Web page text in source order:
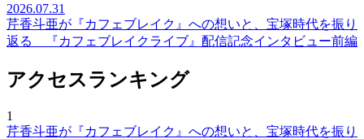
2026.07.31
芹香斗亜が『カフェブレイク』への想いと、宝塚時代を振り
返る 『カフェブレイクライブ』配信記念インタビュー前編
アクセスランキング
1
芹香斗亜が『カフェブレイク』への想いと、宝塚時代を振り